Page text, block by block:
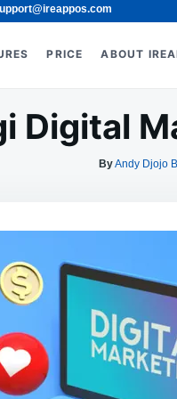
PRICE ABOUT
Digital
ByAndy Djojo